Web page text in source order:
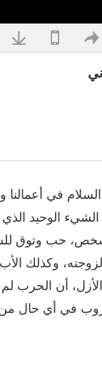
في أعمالنا
الوحيد الذي
حب وتوق
وكذلك الأب
أن الحرب
في أي حال